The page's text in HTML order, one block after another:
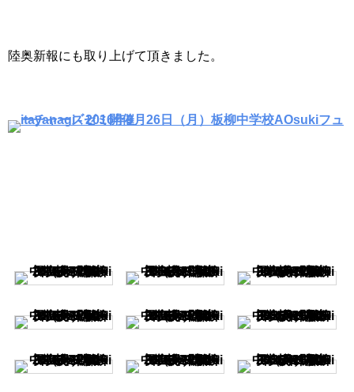
陸奥新報にも取り上げて頂きました。